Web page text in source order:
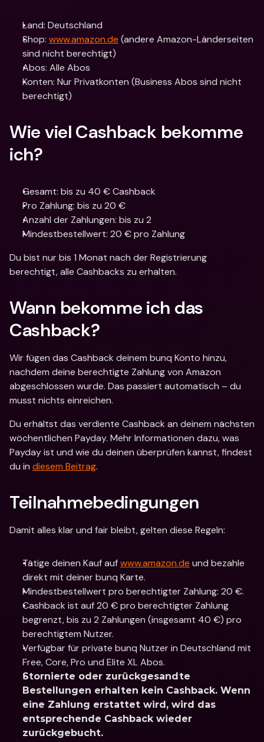
Land: Deutschland
Shop: www.amazon.de (andere Amazon-Länderseiten
sind nicht berechtigt)
Abos: Alle Abos
Konten: Nur Privatkonten (Business Abos sind nicht
berechtigt)
Wie viel Cashback bekomme
ich?
Gesamt: bis zu 40 € Cashback
Pro Zahlung: bis zu 20 €
Anzahl der Zahlungen: bis zu 2
Mindestbestellwert: 20 € pro Zahlung
Du bist nur bis 1 Monat nach der Registrierung
berechtigt, alle Cashbacks zu erhalten.
Wann bekomme ich das
Cashback?
Wir fügen das Cashback deinem bunq Konto hinzu,
nachdem deine berechtigte Zahlung von Amazon
abgeschlossen wurde. Das passiert automatisch – du
musst nichts einreichen.
Du erhältst das verdiente Cashback an deinem nächsten
wöchentlichen Payday. Mehr Informationen dazu, was
Payday ist und wie du deinen überprüfen kannst, findest
du in diesem Beitrag.
Teilnahmebedingungen
Damit alles klar und fair bleibt, gelten diese Regeln:
Tätige deinen Kauf auf www.amazon.de und bezahle
direkt mit deiner bunq Karte.
Mindestbestellwert pro berechtigter Zahlung: 20 €.
Cashback ist auf 20 € pro berechtigter Zahlung
begrenzt, bis zu 2 Zahlungen (insgesamt 40 €) pro
berechtigtem Nutzer.
Verfügbar für private bunq Nutzer in Deutschland mit
Free, Core, Pro und Elite XL Abos.
Stornierte oder zurückgesandte
Bestellungen erhalten kein Cashback. Wenn
eine Zahlung erstattet wird, wird das
entsprechende Cashback wieder
zurückgebucht.